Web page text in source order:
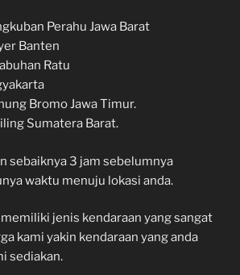
Perahu Jawa Barat
Banten
Ratu
Bromo Jawa Timur.
Sumatera Barat.
sebaiknya 3 jam sebelumnya
waktu menuju lokasi anda.
memiliki jenis kendaraan yang sangat
kami yakin kendaraan yang anda
sediakan.